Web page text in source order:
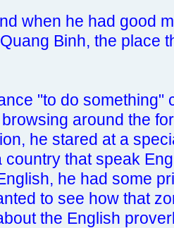
when he had good
Binh, the place
"to do something"
around the
he stared at a
country that speak
he had some
to see how that
the English